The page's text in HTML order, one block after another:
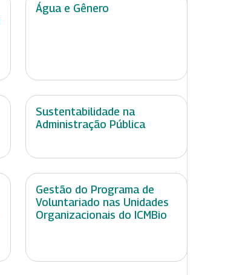
Água e Gênero
Sustentabilidade na
Administração Pública
Gestão do Programa de
Voluntariado nas Unidades
Organizacionais do ICMBio